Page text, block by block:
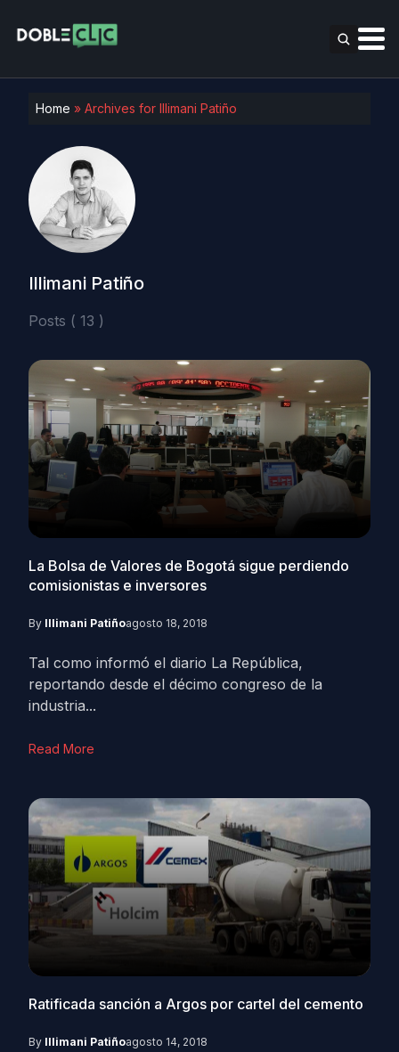
Home » Archives for Illimani Patiño
Illimani Patiño
Posts ( 13 )
La Bolsa de Valores de Bogotá sigue perdiendo
comisionistas e inversores
By Illimani Patiñoagosto 18, 2018
Tal como informó el diario La República,
reportando desde el décimo congreso de la
industria...
Read More
Ratificada sanción a Argos por cartel del cemento
By Illimani Patiñoagosto 14, 2018